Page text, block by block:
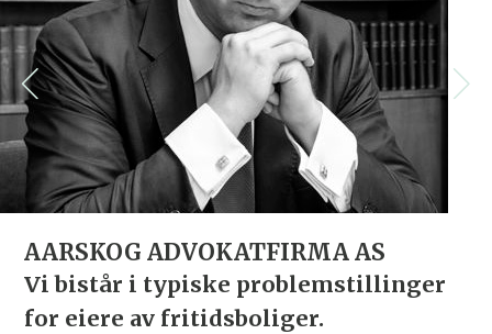
AARSKOG ADVOKATFIRMA AS
Vi bistår i typiske problemstillinger
for eiere av fritidsboliger.